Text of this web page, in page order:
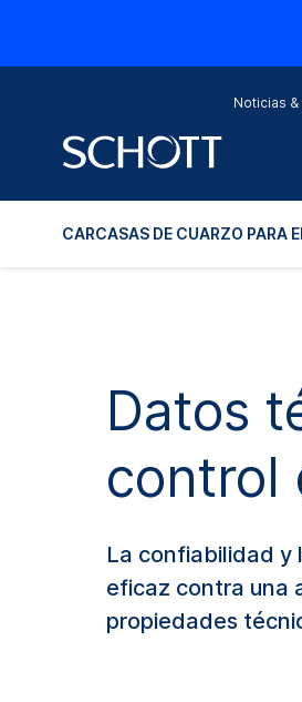
Noticias
CARCASAS DE CUARZO PARA
Datos
control
La confiabilidad y
eficaz contra una
propiedades